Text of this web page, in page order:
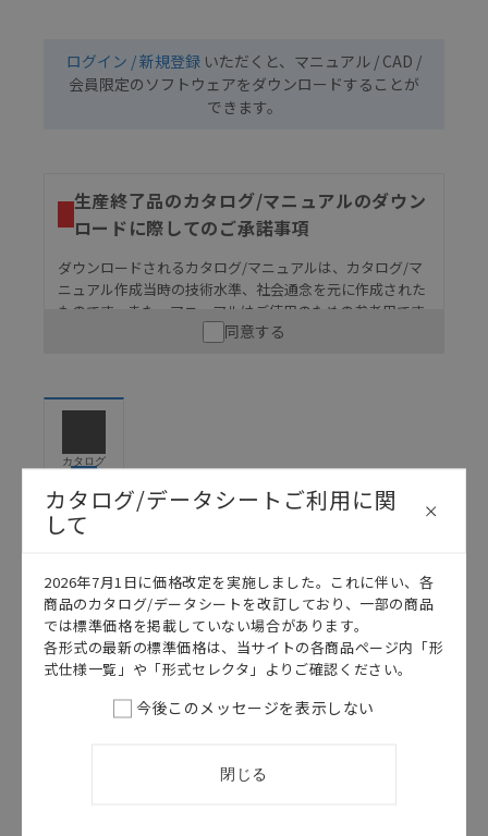
ログイン / 新規登録 いただくと、マニュアル / CAD /
会員限定のソフトウェアをダウンロードすることが
できます。
生産終了品のカタログ/マニュアルのダウン
ロードに際してのご承諾事項
ダウンロードされるカタログ/マニュアルは、カタログ/マ
ニュアル作成当時の技術水準、社会通念を元に作成された
ものです。また、マニュアルはご使用のための参考用です
ので、ご使用にあたっての安全性については十分にご配慮
うな用途に使用される場合には、システム全体として
保できるよう設計されていること、および本製品が全
ていることを、必ず事前に確認してください。
カタログ/マニュアルに記載されているアプリケーショ
置の機能や安全性をご確認のうえご使用ください。・
商品に接続される推奨機器等、現在では入手困難なも
のもそのまま記載しています。・誤字、脱字が含まれ
ている可能性がありますがご容赦ください。
記載されているサービス内容や連絡先等は作成当時の
ものであり、変更・改定させていただいている可能性
があります。改めて当サイトの掲載内容をご確認のう
え、ご用命下さいますようお願いいたします。
同意する
カタログ
カタログ/データシートご利用に関
して
2026年7月1日に価格改定を実施しました。これに伴い、各
商品のカタログ/データシートを改訂しており、一部の商品
では標準価格を掲載していない場合があります。
各形式の最新の標準価格は、当サイトの各商品ページ内「形
式仕様一覧」や「形式セレクタ」よりご確認ください。
今後このメッセージを表示しない
閉じる